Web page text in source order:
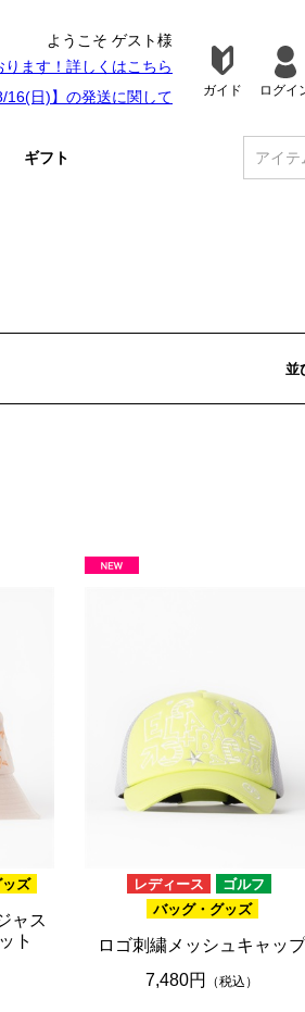
ようこそ ゲスト様
ります！詳しくはこちら
16(日)】の発送に関して
ガイド ログイ
ギフト
並
ズ
ャス
ト
レディース
ゴルフ
バッグ・グッズ
ロゴ刺繍メッシュキャップ
7,480円
（税込）